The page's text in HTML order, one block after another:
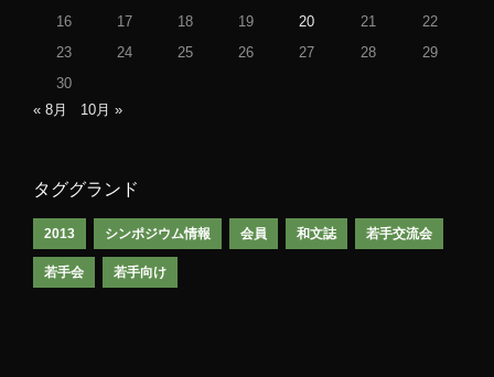
16
17 18 19 20 21
22
23
24 25 26 27 28
29
30
« 8月
10月 »
タググランド
2013 シンポジウム情報 会員 和文誌 若手交流会
若手会 若手向け